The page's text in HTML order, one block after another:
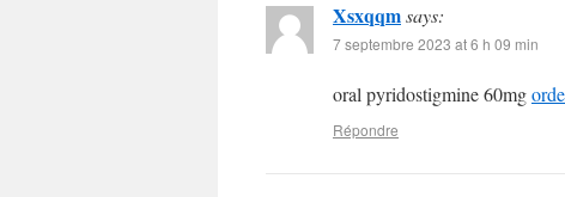
Xsxqqmsays:
7 septembre 2023 at 6 h 09 min
oral pyridostigmine 60mg
Répondre